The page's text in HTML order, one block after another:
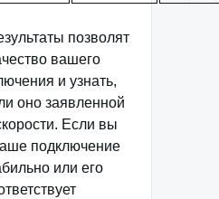
позволят
вашего
и узнать,
оно заявленной
Если вы
подключение
или его